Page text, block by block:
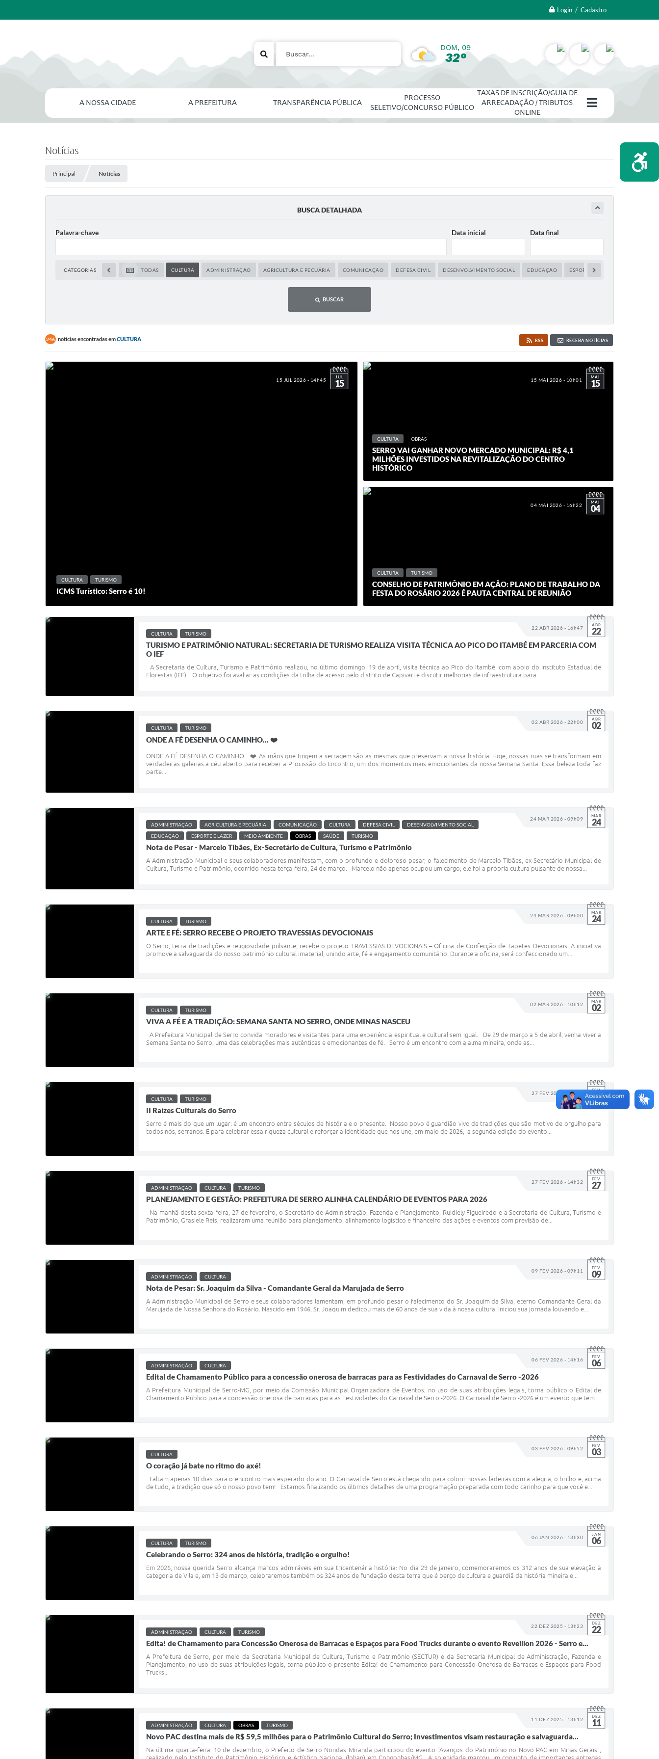
Login / Cadastro
DOM, 09
32°
A NOSSA CIDADE A PREFEITURA TRANSPARÊNCIA PÚBLICA
PROCESSO
SELETIVO/CONCURSO PÚBLICO
TAXAS DE INSCRIÇÃO/GUIA DE
ARRECADAÇÃO / TRIBUTOS
ONLINE
Notícias
Principal Notícias
BUSCA DETALHADA
Palavra-chave Data inicial Data final
CATEGORIAS TODAS CULTURA ADMINISTRAÇÃO AGRICULTURA E PECUÁRIA COMUNICAÇÃO DEFESA CIVIL DESENVOLVIMENTO SOCIAL EDUCAÇÃO ESPORTE E LAZER
BUSCAR
246 notícias encontradas emCULTURA RSS RECEBA NOTÍCIAS
15 JUL 2026 - 14h45 JUL
15
CULTURA TURISMO
ICMS Turístico: Serro é 10!
15 MAI 2026 - 10h01 MAI
15
CULTURA OBRAS
SERRO VAI GANHAR NOVO MERCADO MUNICIPAL: R$ 4,1
MILHÕES INVESTIDOS NA REVITALIZAÇÃO DO CENTRO
HISTÓRICO
04 MAI 2026 - 16h22 MAI
04
CULTURA TURISMO
CONSELHO DE PATRIMÔNIO EM AÇÃO: PLANO DE TRABALHO DA
FESTA DO ROSÁRIO 2026 É PAUTA CENTRAL DE REUNIÃO
22 ABR 2026 - 16h47 ABR
22
CULTURA TURISMO
TURISMO E PATRIMÔNIO NATURAL: SECRETARIA DE TURISMO REALIZA VISITA TÉCNICA AO PICO DO ITAMBÉ EM PARCERIA COM
O IEF
A Secretaria de Cultura, Turismo e Patrimônio realizou, no último domingo, 19 de abril, visita técnica ao Pico do Itambé, com apoio do Instituto Estadual de
Florestas (IEF). O objetivo foi avaliar as condições da trilha de acesso pelo distrito de Capivari e discutir melhorias de infraestrutura para...
02 ABR 2026 - 22h00 ABR
02
CULTURA TURISMO
ONDE A FÉ DESENHA O CAMINHO... ❤️
ONDE A FÉ DESENHA O CAMINHO... ❤️ As mãos que tingem a serragem são as mesmas que preservam a nossa história. Hoje, nossas ruas se transformam em
verdadeiras galerias a céu aberto para receber a Procissão do Encontro, um dos momentos mais emocionantes da nossa Semana Santa. Essa beleza toda faz
parte...
24 MAR 2026 - 09h09 MAR
24
ADMINISTRAÇÃO AGRICULTURA E PECUÁRIA COMUNICAÇÃO CULTURA DEFESA CIVIL
DESENVOLVIMENTO SOCIAL
EDUCAÇÃO
ESPORTE E LAZER MEIO AMBIENTE OBRAS SAÚDE TURISMO
Nota de Pesar - Marcelo Tibães, Ex-Secretário de Cultura, Turismo e Patrimônio
A Administração Municipal e seus colaboradores manifestam, com o profundo e doloroso pesar, o falecimento de Marcelo Tibães, ex-Secretário Municipal de
Cultura, Turismo e Patrimônio, ocorrido nesta terça-feira, 24 de março. Marcelo não apenas ocupou um cargo, ele foi a própria cultura pulsante de nossa...
24 MAR 2026 - 09h00 MAR
24
CULTURA TURISMO
​ARTE E FÉ: SERRO RECEBE O PROJETO TRAVESSIAS DEVOCIONAIS
O Serro, terra de tradições e religiosidade pulsante, recebe o projeto TRAVESSIAS DEVOCIONAIS – Oficina de Confecção de Tapetes Devocionais. A iniciativa
promove a salvaguarda do nosso patrimônio cultural imaterial, unindo arte, fé e engajamento comunitário. Durante a oficina, será confeccionado um...
02 MAR 2026 - 10h12 MAR
02
CULTURA TURISMO
VIVA A FÉ E A TRADIÇÃO: SEMANA SANTA NO SERRO, ONDE MINAS NASCEU
A Prefeitura Municipal de Serro convida moradores e visitantes para uma experiência espiritual e cultural sem igual. De 29 de março a 5 de abril, venha viver a
Semana Santa no Serro, uma das celebrações mais autênticas e emocionantes de fé. Serro é um encontro com a alma mineira, onde as...
27 FEV 2026 - 15h30 FEV
27
CULTURA TURISMO
II Raízes Culturais do Serro
Serro é mais do que um lugar: é um encontro entre séculos de história e o presente. Nosso povo é guardião vivo de tradições que são motivo de orgulho para
todos nós, serranos. E para celebrar essa riqueza cultural e reforçar a identidade que nos une, em maio de 2026, a segunda edição do evento...
27 FEV 2026 - 14h32 FEV
27
ADMINISTRAÇÃO CULTURA TURISMO
PLANEJAMENTO E GESTÃO: PREFEITURA DE SERRO ALINHA CALENDÁRIO DE EVENTOS PARA 2026
Na manhã desta sexta-feira, 27 de fevereiro, o Secretário de Administração, Fazenda e Planejamento, Ruidiely Figueiredo e a Secretaria de Cultura, Turismo e
Patrimônio, Grasiele Reis, realizaram uma reunião para planejamento, alinhamento logístico e financeiro das ações e eventos com previsão de...
09 FEV 2026 - 09h11 FEV
09
ADMINISTRAÇÃO CULTURA
Nota de Pesar: Sr. Joaquim da Silva - Comandante Geral da Marujada de Serro
A Administração Municipal de Serro e seus colaboradores lamentam, em profundo pesar o falecimento do Sr. Joaquim da Silva, eterno Comandante Geral da
Marujada de Nossa Senhora do Rosário. Nascido em 1946, Sr. Joaquim dedicou mais de 60 anos de sua vida à nossa cultura. Iniciou sua jornada louvando e...
06 FEV 2026 - 14h16 FEV
06
ADMINISTRAÇÃO CULTURA
Edital de Chamamento Público para a concessão onerosa de barracas para as Festividades do Carnaval de Serro -2026
A Prefeitura Municipal de Serro-MG, por meio da Comissão Municipal Organizadora de Eventos, no uso de suas atribuições legais, torna público o Edital de
Chamamento Público para a concessão onerosa de barracas para as Festividades do Carnaval de Serro -2026. O Carnaval de Serro -2026 é um evento que tem...
03 FEV 2026 - 09h52 FEV
03
CULTURA
O coração já bate no ritmo do axé!
Faltam apenas 10 dias para o encontro mais esperado do ano. O Carnaval de Serro está chegando para colorir nossas ladeiras com a alegria, o brilho e, acima
de tudo, a tradição que só o nosso povo tem! Estamos finalizando os últimos detalhes de uma programação preparada com todo carinho para que você e...
06 JAN 2026 - 13h30 JAN
06
CULTURA TURISMO
Celebrando o Serro: 324 anos de história, tradição e orgulho!
Em 2026, nossa querida Serro alcança marcos admiráveis em sua tricentenária história: No dia 29 de janeiro, comemoraremos os 312 anos de sua elevação à
categoria de Vila e, em 13 de março, celebraremos também os 324 anos de fundação desta terra que é berço de cultura e guardiã da história mineira e...
22 DEZ 2025 - 13h23 DEZ
22
ADMINISTRAÇÃO CULTURA TURISMO
Edita! de Chamamento para Concessão Onerosa de Barracas e Espaços para Food Trucks durante o evento Reveillon 2026 - Serro e...
A Prefeitura de Serro, por meio da Secretaria Municipal de Cultura, Turismo e Patrimônio (SECTUR) e da Secretaria Municipal de Administração, Fazenda e
Planejamento, no uso de suas atribuições legais, torna público o presente Edita! de Chamamento para Concessão Onerosa de Barracas e Espaços para Food
Trucks...
11 DEZ 2025 - 13h12 DEZ
11
ADMINISTRAÇÃO CULTURA OBRAS TURISMO
Novo PAC destina mais de R$ 59,5 milhões para o Patrimônio Cultural do Serro; Investimentos visam restauração e salvaguarda...
Na última quarta-feira, 10 de dezembro, o Prefeito de Serro Nondas Miranda participou do evento "Avanços do Patrimônio no Novo PAC em Minas Gerais",
realizado pelo Instituto do Patrimônio Histórico e Artístico Nacional (lphan) em Congonhas/MG. A solenidade marcou um conjunto de importantes entregas